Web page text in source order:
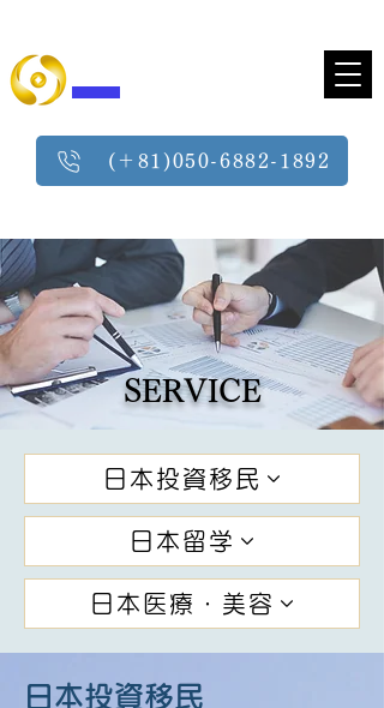
(＋81)050-6882-1892
SERVICE
日本投資移民
日本留学
日本医療・美容
日本投資移民